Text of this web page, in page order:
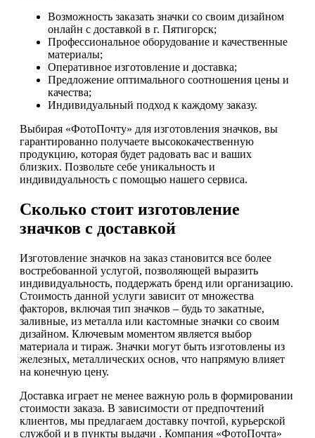
Возможность заказать значки со своим дизайном
онлайн с доставкой в г. Пятигорск;
Профессиональное оборудование и качественные
материалы;
Оперативное изготовление и доставка;
Предложение оптимального соотношения цены и
качества;
Индивидуальный подход к каждому заказу.
Выбирая «ФотоПочту» для изготовления значков, вы
гарантированно получаете высококачественную
продукцию, которая будет радовать вас и ваших
близких. Позвольте себе уникальность и
индивидуальность с помощью нашего сервиса.
Сколько стоит изготовление
значков с доставкой
Изготовление значков на заказ становится все более
востребованной услугой, позволяющей выразить
индивидуальность, поддержать бренд или организацию.
Стоимость данной услуги зависит от множества
факторов, включая тип значков – будь то закатные,
заливные, из металла или кастомные значки со своим
дизайном. Ключевым моментом является выбор
материала и тираж. Значки могут быть изготовлены из
железных, металлических основ, что напрямую влияет
на конечную цену.
Доставка играет не менее важную роль в формировании
стоимости заказа. В зависимости от предпочтений
клиентов, мы предлагаем доставку почтой, курьерской
службой и в пункты выдачи . Компания «ФотоПочта»